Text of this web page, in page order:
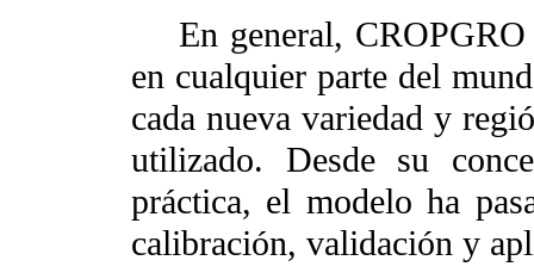
En general, CROPGRO
en cualquier parte del
cada nueva variedad y
utilizado. Desde su
práctica, el modelo ha
calibración, validación y